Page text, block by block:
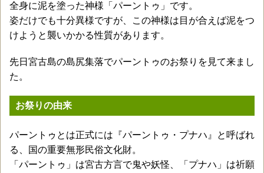
全身に泥を塗った神様「パーントゥ」です。
姿だけでも十分異様ですが、この神様は目が合えば泥をつ
けようと襲いかかる性質があります。
先日宮古島の島尻集落でパーントゥのお祭りを見て来まし
た。
お祭りの由来
パーントゥとは正式には『パーントゥ・プナハ』と呼ばれ
る、国の重要無形民俗文化財。
「パーントゥ」は宮古方言で鬼や妖怪、「プナハ」は祈願